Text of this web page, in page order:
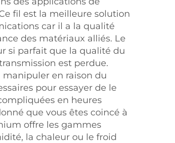
fil est la meilleure solution
car il a la qualité
des matériaux alliés. Le
si parfait que la qualité du
est perdue.
en raison du
pour essayer de le
en heures
que vous êtes coincé à
offre les gammes
la chaleur ou le froid